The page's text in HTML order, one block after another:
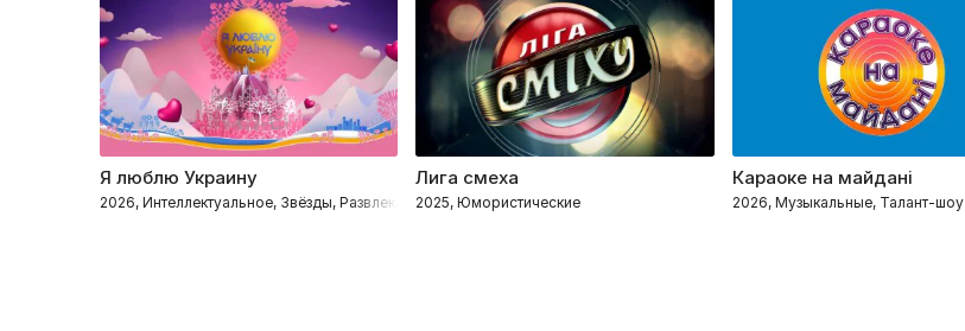
Я люблю Украину
2026, Интеллектуальное, Звёзды, Развлекательное, Познавательные
Лига смеха
2025, Юмористические
Караоке на майдані
2026, Музыкальные, Талант-шоу